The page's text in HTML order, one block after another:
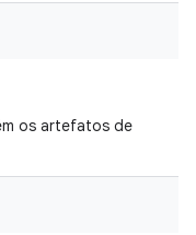
os artefatos de